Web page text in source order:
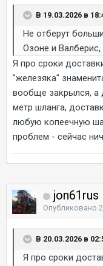
В 19.03.2026 в
Не отберут
Озоне и
Я про сроки
"железяка"
вообще закрылся, а
метр шланга,
любую копеечную
проблем - сейчас
jon61rus
Опубликовано
В 20.03.2026 в
Я про сроки